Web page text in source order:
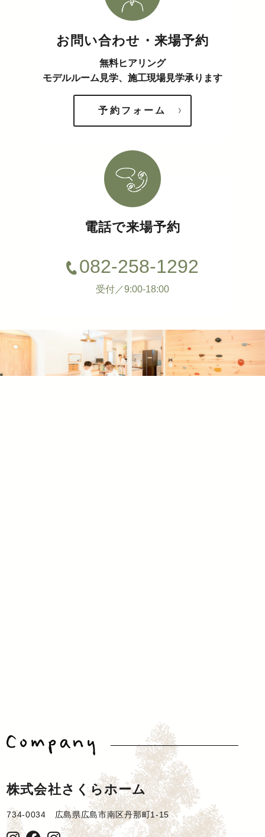
お問い合わせ・来場予約
無料ヒアリング
モデルルーム見学、施工現場見学承ります
予約フォーム
電話で来場予約
082-258-1292
受付／9:00-18:00
株式会社さくらホーム
734-0034 広島県広島市南区丹那町1-15